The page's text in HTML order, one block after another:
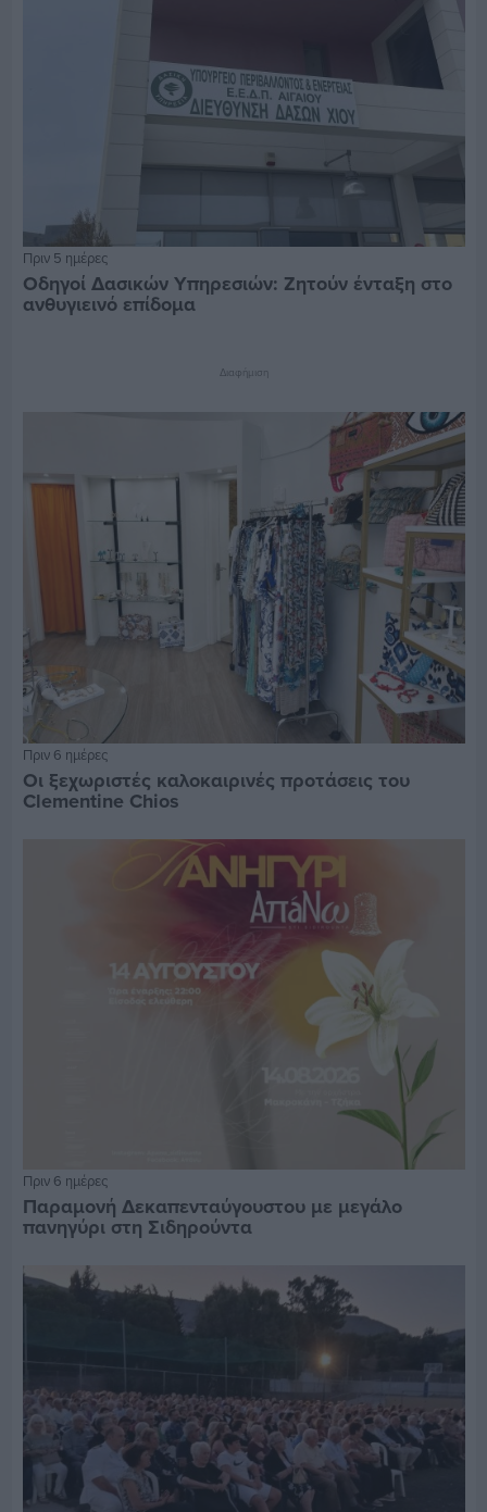
Πριν 5 ημέρες
Οδηγοί Δασικών Υπηρεσιών: Ζητούν ένταξη στο
ανθυγιεινό επίδομα
Διαφήμιση
Πριν 6 ημέρες
Οι ξεχωριστές καλοκαιρινές προτάσεις του
Clementine Chios
Πριν 6 ημέρες
Παραμονή Δεκαπενταύγουστου με μεγάλο
πανηγύρι στη Σιδηρούντα